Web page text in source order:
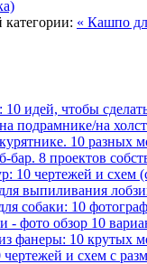
категории: « Кашпо
идей, чтобы
подрамнике/на
10 разных
бар. 8 проектов
10 чертежей и схем
выпиливания
собаки: 10
- фото обзор 10
фанеры: 10 крутых
и схем с